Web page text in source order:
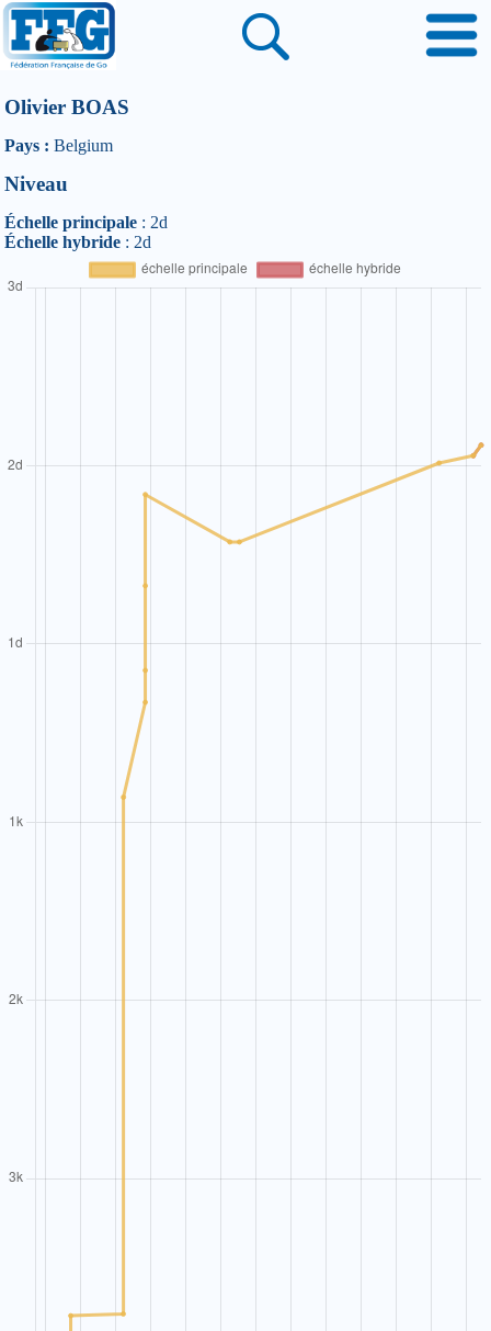
Olivier BOAS
Pays : Belgium
Niveau
Échelle principale : 2d
Échelle hybride : 2d